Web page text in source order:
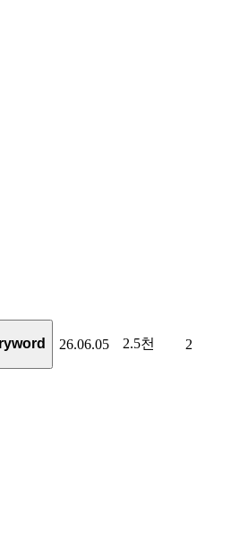
26.06.05 2.5천 2